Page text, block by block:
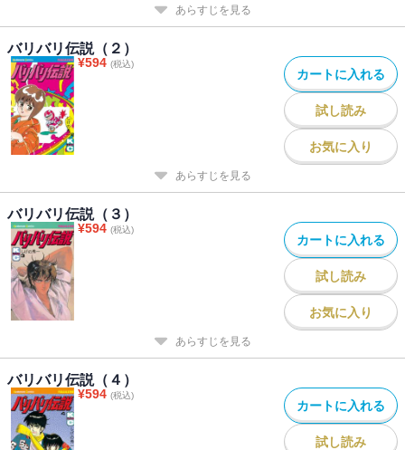
あらすじを見る
バリバリ伝説（２）
¥594 (税込)
カートに入れる
試し読み
お気に入り
あらすじを見る
バリバリ伝説（３）
¥594 (税込)
カートに入れる
試し読み
お気に入り
あらすじを見る
バリバリ伝説（４）
¥594 (税込)
カートに入れる
試し読み